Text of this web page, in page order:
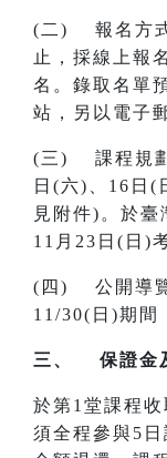
(二) 報名方式
止，採線上報
名。錄取名單
站，另以電子
(三) 課程規劃
日(六)、16日(
見附件)。於
11月23日(日)
(四) 公開導覽
11/30(日)期間
三、 保證金
於第1堂課程
須全程參與5